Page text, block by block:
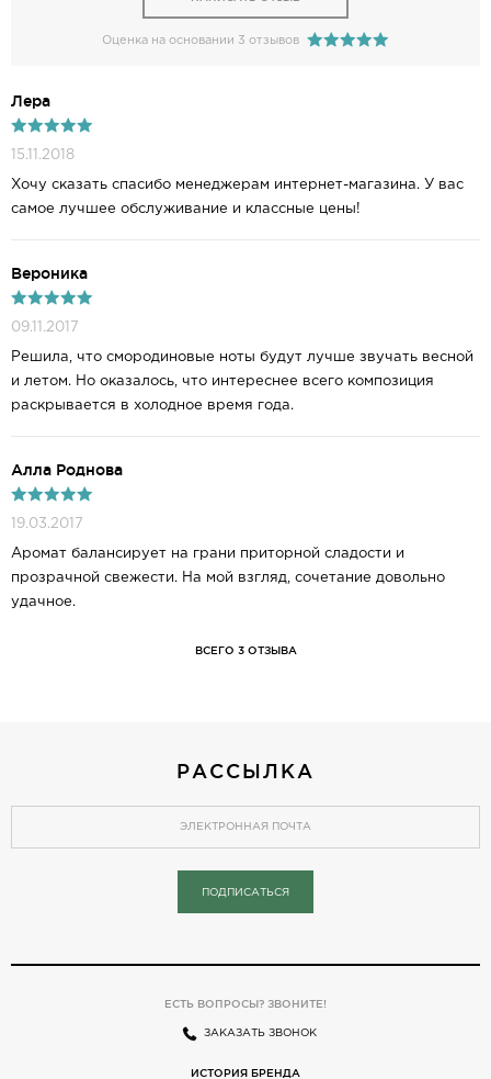
Оценка на основании 3 отзывов
Лера
15.11.2018
Хочу сказать спасибо менеджерам интернет-магазина. У вас
самое лучшее обслуживание и классные цены!
Вероника
09.11.2017
Решила, что смородиновые ноты будут лучше звучать весной
и летом. Но оказалось, что интереснее всего композиция
раскрывается в холодное время года.
Алла Роднова
19.03.2017
Аромат балансирует на грани приторной сладости и
прозрачной свежести. На мой взгляд, сочетание довольно
удачное.
ВСЕГО 3 ОТЗЫВА
РАССЫЛКА
ПОДПИСАТЬСЯ
ЕСТЬ ВОПРОСЫ? ЗВОНИТЕ!
ЗАКАЗАТЬ ЗВОНОК
ИСТОРИЯ БРЕНДА